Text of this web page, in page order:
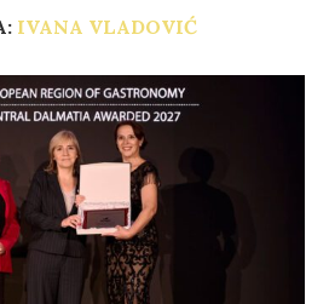
IVANA VLADOVIĆ